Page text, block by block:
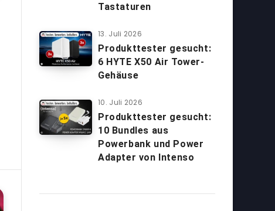
Tastaturen
13. Juli 2026
Produkttester gesucht:
6 HYTE X50 Air Tower-
Gehäuse
10. Juli 2026
Produkttester gesucht:
10 Bundles aus
Powerbank und Power
Adapter von Intenso